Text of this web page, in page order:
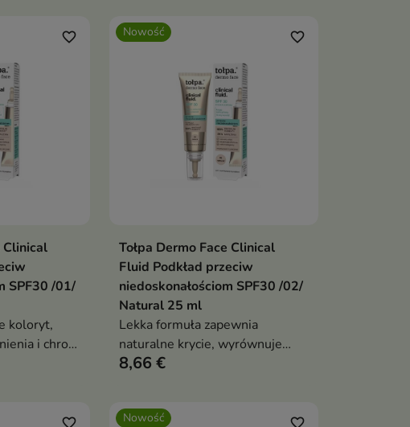
koszyka
favorite_border
Clinical
SPF30 /01/
koloryt,
i chroni
Nowość
Dodaj do koszyka
favorite_border
Tołpa Dermo Face Clinical
Fluid Podkład przeciw
niedoskonałościom SPF30 /02/
Natural 25 ml
Lekka formuła zapewnia
naturalne krycie, wyrównuje
koloryt cery oraz pomaga
8,66 €
favorite_border Nowość favorite_border